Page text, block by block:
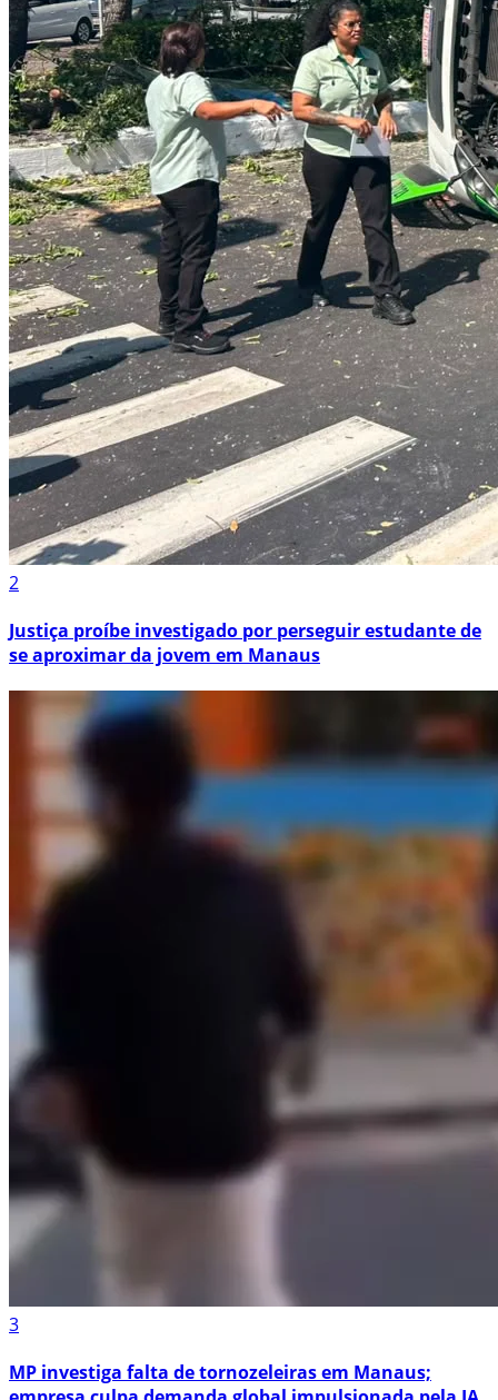
2
Justiça proíbe investigado por perseguir estudante de
se aproximar da jovem em Manaus
3
MP investiga falta de tornozeleiras em Manaus;